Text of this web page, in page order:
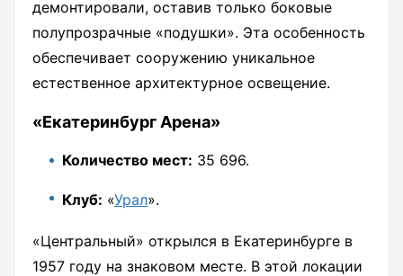
демонтировали, оставив только боковые
полупрозрачные «подушки». Эта особенность
обеспечивает сооружению уникальное
естественное архитектурное освещение.
«Екатеринбург Арена»
Количество мест: 35 696.
Клуб: «Урал».
«Центральный» открылся в Екатеринбурге в
1957 году на знаковом месте. В этой локации